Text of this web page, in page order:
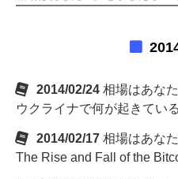
2014/02/24 相場はあな
ウクライナで何が起きてい
2014/02/17 相場はあな
The Rise and Fall of the